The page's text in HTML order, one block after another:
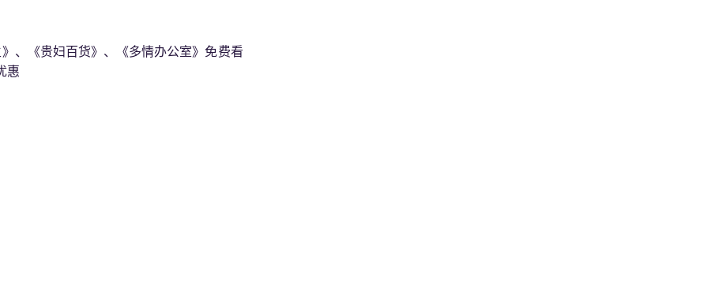
、《贵妇百货》、《多情办公室》免费看
惠